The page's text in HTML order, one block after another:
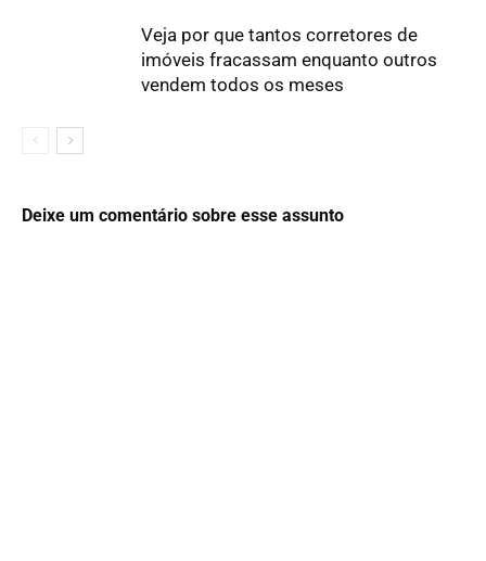
Veja por que tantos corretores de
imóveis fracassam enquanto outros
vendem todos os meses
Deixe um comentário sobre esse assunto